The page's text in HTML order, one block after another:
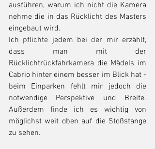
ausführen, warum ich nicht die Kamera
nehme die in das Rücklicht des Masters
eingebaut wird.
Ich pflichte jedem bei der mir erzählt,
dass man mit der
Rücklichtrückfahrkamera die Mädels im
Cabrio hinter einem besser im Blick hat -
beim Einparken fehlt mir jedoch die
notwendige Perspektive und Breite.
Außerdem finde ich es wichtig von
möglichst weit oben auf die Stoßstange
zu sehen.